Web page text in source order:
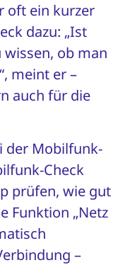
oft ein kurzer
dazu: „Ist
ob man
meint er –
auch für die
der Mobilfunk-
Check
prüfen, wie gut
Funktion „Netz
–